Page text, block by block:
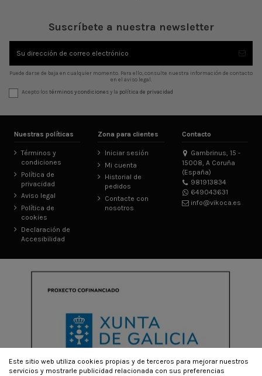
Suscríbete a nuestra newsletter
Puede darse de baja en cualquier momento. Para ello, consulte nuestra información de contacto
en el aviso legal.
Acepto lostérminos y condicionesy la política de privacidad
Nuestras políticas
Términos y
condiciones
Política de
privacidad
Aviso legal
Política de
cookies
Declaración de
Accesibilidad
Zona para clientes
Iniciar sesión
Mi cuenta
Historial de
pedidos
Contacte con
nosotros
Contacto
Gambrinus, 15 -
15008, A Coruña
(España)
981913834
649043631
info@vikoca.es
Este sitio web utiliza cookies propias y de terceros para mejorar nuestros
servicios y mostrarle publicidad relacionada con sus preferencias